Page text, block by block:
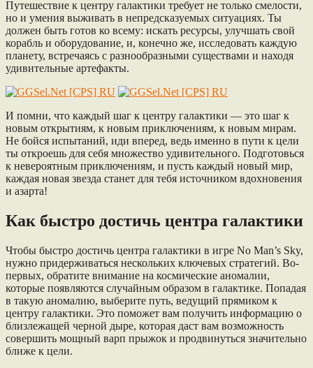
Путешествие к центру галактики требует не только смелости,
но и умения выживать в непредсказуемых ситуациях. Ты
должен быть готов ко всему: искать ресурсы, улучшать свой
корабль и оборудование, и, конечно же, исследовать каждую
планету, встречаясь с разнообразными существами и находя
удивительные артефакты.
И помни, что каждый шаг к центру галактики — это шаг к
новым открытиям, к новым приключениям, к новым мирам.
Не бойся испытаний, иди вперед, ведь именно в пути к цели
ты откроешь для себя множество удивительного. Подготовься
к невероятным приключениям, и пусть каждый новый мир,
каждая новая звезда станет для тебя источником вдохновения
и азарта!
Как быстро достичь центра галактики
Чтобы быстро достичь центра галактики в игре No Man’s Sky,
нужно придерживаться нескольких ключевых стратегий. Во-
первых, обратите внимание на космические аномалии,
которые появляются случайным образом в галактике. Попадая
в такую аномалию, выберите путь, ведущий прямиком к
центру галактики. Это поможет вам получить информацию о
близлежащей черной дыре, которая даст вам возможность
совершить мощный варп прыжок и продвинуться значительно
ближе к цели.